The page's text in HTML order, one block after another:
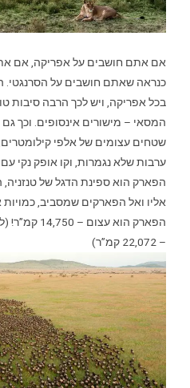
אם אתם חושבים על אפריקה, אם אתם
כנראה שאתם חושבים על הסרנגטי.
בכל אפריקה, ויש לכך הרבה סיבות
המסאי – מישורים אינסופים. וכך
שטחים עצומים של אלפי
ערבות שלא נגמרות, וקו אופק נקי
אליו ואל הפארקים שמסביב,
הפארק הוא
– 22,072 קמ”ר)